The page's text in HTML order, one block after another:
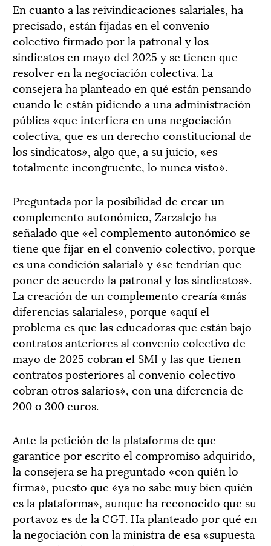
En cuanto a las reivindicaciones salariales, ha
precisado, están fijadas en el convenio
colectivo firmado por la patronal y los
sindicatos en mayo del 2025 y se tienen que
resolver en la negociación colectiva. La
consejera ha planteado en qué están pensando
cuando le están pidiendo a una administración
pública «que interfiera en una negociación
colectiva, que es un derecho constitucional de
los sindicatos», algo que, a su juicio, «es
totalmente incongruente, lo nunca visto».
Preguntada por la posibilidad de crear un
complemento autonómico, Zarzalejo ha
señalado que «el complemento autonómico se
tiene que fijar en el convenio colectivo, porque
es una condición salarial» y «se tendrían que
poner de acuerdo la patronal y los sindicatos».
La creación de un complemento crearía «más
diferencias salariales», porque «aquí el
problema es que las educadoras que están bajo
contratos anteriores al convenio colectivo de
mayo de 2025 cobran el SMI y las que tienen
contratos posteriores al convenio colectivo
cobran otros salarios», con una diferencia de
200 o 300 euros.
Ante la petición de la plataforma de que
garantice por escrito el compromiso adquirido,
la consejera se ha preguntado «con quién lo
firma», puesto que «ya no sabe muy bien quién
es la plataforma», aunque ha reconocido que su
portavoz es de la CGT. Ha planteado por qué en
la negociación con la ministra de esa «supuesta